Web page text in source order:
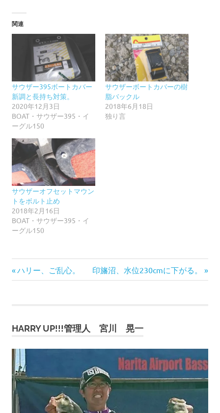
関連
サウザー395ボートカバー
新調と長持ち対策。
2020年12月3日
BOAT・サウザー395・イ
ーグル150
サウザーボートカバーの樹
脂バックル
2018年6月18日
独り言
サウザーオフセットマウン
トをボルト止め
2018年2月16日
BOAT・サウザー395・イ
ーグル150
投
ビ
ゲ
ー
シ
前
の
ハリー、ご乱心。
次
の
印旛沼、水位230cmに下がる。
HARRY UP!!!管理人 宮川 晃一